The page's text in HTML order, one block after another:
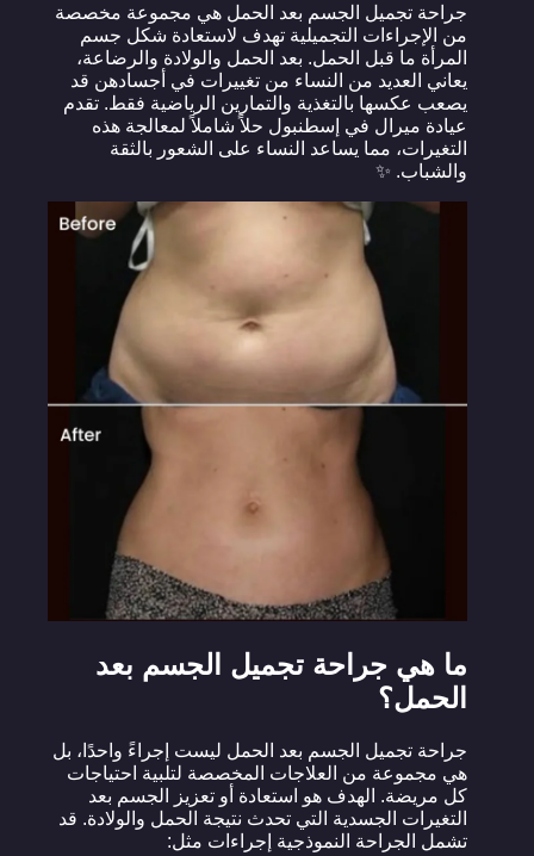
جراحة تجميل الجسم بعد الحمل هي مجموعة مخصصة
من الإجراءات التجميلية تهدف لاستعادة شكل جسم
المرأة ما قبل الحمل. بعد الحمل والولادة والرضاعة،
يعاني العديد من النساء من تغييرات في أجسادهن قد
يصعب عكسها بالتغذية والتمارين الرياضية فقط. تقدم
عيادة ميرال في إسطنبول حلاً شاملاً لمعالجة هذه
التغيرات، مما يساعد النساء على الشعور بالثقة
والشباب. ✨
ما هي جراحة تجميل الجسم بعد
الحمل؟
جراحة تجميل الجسم بعد الحمل ليست إجراءً واحدًا، بل
هي مجموعة من العلاجات المخصصة لتلبية احتياجات
كل مريضة. الهدف هو استعادة أو تعزيز الجسم بعد
التغيرات الجسدية التي تحدث نتيجة الحمل والولادة. قد
تشمل الجراحة النموذجية إجراءات مثل: